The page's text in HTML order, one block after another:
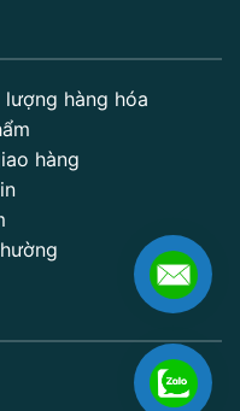
lượng hàng hóa
hàng